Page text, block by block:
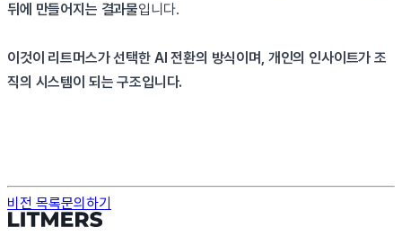
뒤에 만들어지는 결과물입니다.
이것이 리트머스가 선택한 AI 전환의 방식이며, 개인의 인사이트가 조
직의 시스템이 되는 구조입니다.
비전 목록문의하기